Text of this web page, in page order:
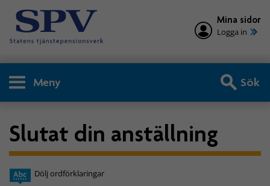
Mina sidor
Logga in
Meny Sök
Slutat din anställning
Dölj ordförklaringar